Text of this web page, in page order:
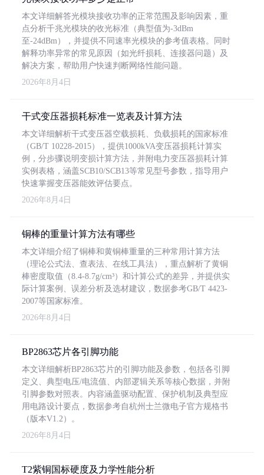
本文详细解答光模块接收功率的正常范围及影响因素，重
点分析千兆光模块的收光标准（典型值为-3dBm
至-24dBm），并提供不同速率光模块的参考值表格。同时
解释功率异常的常见原因（如光纤损耗、连接器问题）及
解决方案，帮助用户快速判断网络性能问题。
2026年8月4日
干式变压器损耗标准一览表及计算方法
本文详细解析干式变压器空载损耗、负载损耗的国家标准
（GB/T 10228-2015），提供1000kVA变压器损耗计算实
例，分步骤说明变损计算方法，并附电力变压器损耗计算
实例表格，涵盖SCB10/SCB13等常见型号参数，指导用户
快速掌握变压器能效评估要点。
2026年8月4日
铜棒的重量计算方法有哪些
本文详细介绍了铜棒和黄铜棒重量的三种常用计算方法
（理论公式法、查表法、在线工具法），重点解析了黄铜
棒密度取值（8.4-8.7g/cm³）和计算公式的差异，并提供实
际计算案例、误差分析及选材建议，数据参考GB/T 4423-
2007等国家标准。
2026年8月4日
BP2863芯片各引脚功能
本文详细解析BP2863芯片的引脚功能及参数，包括各引脚
定义、典型电压/电流值、内部逻辑关系等核心数据，并附
引脚参数对照表。内容涵盖驱动配置、保护机制及典型应
用电路设计要点，数据参考自杭州士兰微电子官方规格书
（版本V1.2）。
2026年8月4日
T2紫铜国标硬度及力学性能分析